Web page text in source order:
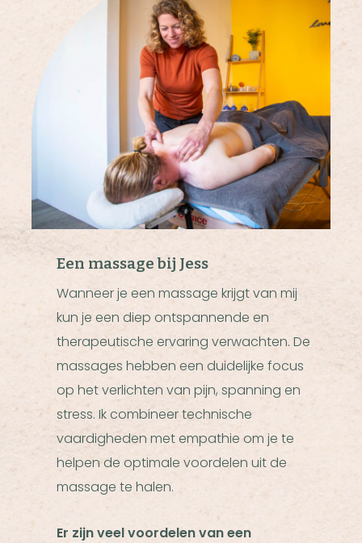
Een massage bij Jess
Wanneer je een massage krijgt van mij
kun je een diep ontspannende en
therapeutische ervaring verwachten. De
massages hebben een duidelijke focus
op het verlichten van pijn, spanning en
stress. Ik combineer technische
vaardigheden met empathie om je te
helpen de optimale voordelen uit de
massage te halen.
Er zijn veel voordelen van een